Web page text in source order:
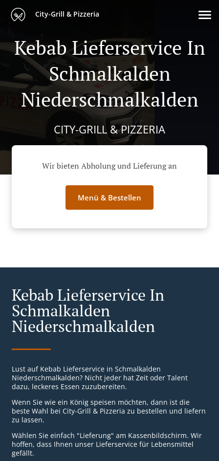
City-Grill & Pizzeria
Kebab Lieferservice In
Schmalkalden
Niederschmalkalden
CITY-GRILL & PIZZERIA
Wir bieten Abholung und Lieferung an
Menü & Bestellen
Kebab Lieferservice In
Schmalkalden
Niederschmalkalden
Lust auf Kebab Lieferservice in Schmalkalden
Niederschmalkalden? Nicht jeder hat Zeit oder Talent
dazu, leckeres Essen zuzubereiten.
Wenn Sie wie ein König speisen möchten, dann ist die
beste Wahl bei City-Grill & Pizzeria zu bestellen und liefern
zu lassen.
Wählen Sie einfach "Lieferung" am Kassenbildschirm. Wir
hoffen, dass Ihnen unser Lieferservice für Lebensmittel
gefällt.